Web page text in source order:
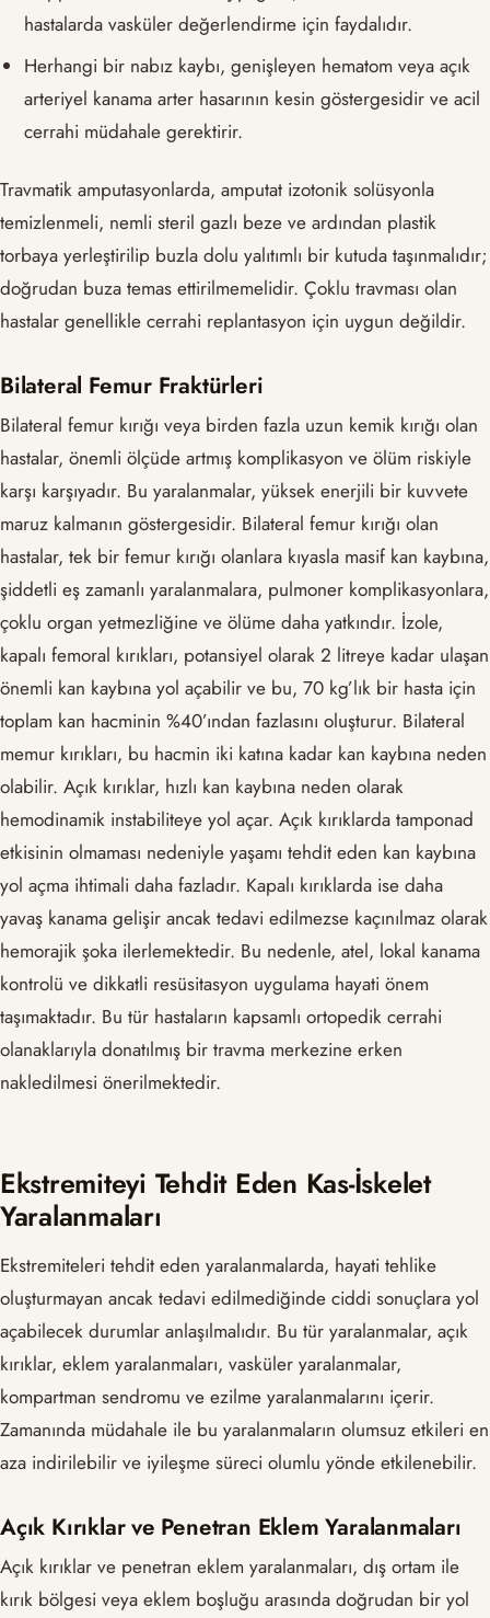
hastalarda vasküler değerlendirme için faydalıdır.
Herhangi bir nabız kaybı, genişleyen hematom veya açık
arteriyel kanama arter hasarının kesin göstergesidir ve acil
cerrahi müdahale gerektirir.
Travmatik amputasyonlarda, amputat izotonik solüsyonla
temizlenmeli, nemli steril gazlı beze ve ardından plastik
torbaya yerleştirilip buzla dolu yalıtımlı bir kutuda taşınmalıdır;
doğrudan buza temas ettirilmemelidir. Çoklu travması olan
hastalar genellikle cerrahi replantasyon için uygun değildir.
Bilateral Femur Fraktürleri
Bilateral femur kırığı veya birden fazla uzun kemik kırığı olan
hastalar, önemli ölçüde artmış komplikasyon ve ölüm riskiyle
karşı karşıyadır. Bu yaralanmalar, yüksek enerjili bir kuvvete
maruz kalmanın göstergesidir. Bilateral femur kırığı olan
hastalar, tek bir femur kırığı olanlara kıyasla masif kan kaybına,
şiddetli eş zamanlı yaralanmalara, pulmoner komplikasyonlara,
çoklu organ yetmezliğine ve ölüme daha yatkındır. İzole,
kapalı femoral kırıkları, potansiyel olarak 2 litreye kadar ulaşan
önemli kan kaybına yol açabilir ve bu, 70 kg’lık bir hasta için
toplam kan hacminin %40’ından fazlasını oluşturur. Bilateral
memur kırıkları, bu hacmin iki katına kadar kan kaybına neden
olabilir. Açık kırıklar, hızlı kan kaybına neden olarak
hemodinamik instabiliteye yol açar. Açık kırıklarda tamponad
etkisinin olmaması nedeniyle yaşamı tehdit eden kan kaybına
yol açma ihtimali daha fazladır. Kapalı kırıklarda ise daha
yavaş kanama gelişir ancak tedavi edilmezse kaçınılmaz olarak
hemorajik şoka ilerlemektedir. Bu nedenle, atel, lokal kanama
kontrolü ve dikkatli resüsitasyon uygulama hayati önem
taşımaktadır. Bu tür hastaların kapsamlı ortopedik cerrahi
olanaklarıyla donatılmış bir travma merkezine erken
nakledilmesi önerilmektedir.
Ekstremiteyi Tehdit Eden Kas-İskelet
Yaralanmaları
Ekstremiteleri tehdit eden yaralanmalarda, hayati tehlike
oluşturmayan ancak tedavi edilmediğinde ciddi sonuçlara yol
açabilecek durumlar anlaşılmalıdır. Bu tür yaralanmalar, açık
kırıklar, eklem yaralanmaları, vasküler yaralanmalar,
kompartman sendromu ve ezilme yaralanmalarını içerir.
Zamanında müdahale ile bu yaralanmaların olumsuz etkileri en
aza indirilebilir ve iyileşme süreci olumlu yönde etkilenebilir.
Açık Kırıklar ve Penetran Eklem Yaralanmaları
Açık kırıklar ve penetran eklem yaralanmaları, dış ortam ile
kırık bölgesi veya eklem boşluğu arasında doğrudan bir yol